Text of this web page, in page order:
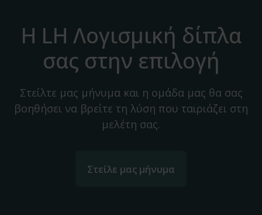
Η LH Λογισμική δίπλα
σας στην επιλογή
Στείλτε μας μήνυμα και η ομάδα μας θα σας
βοηθήσει να βρείτε τη λύση που ταιριάζει στη
μελέτη σας.
Στείλε μας μήνυμα